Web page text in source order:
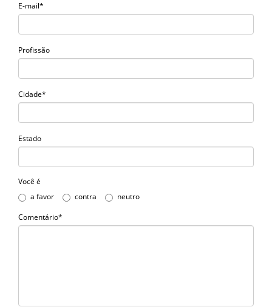
E-mail*
Profissão
Cidade*
Estado
Você é
a favor
contra neutro
Comentário*